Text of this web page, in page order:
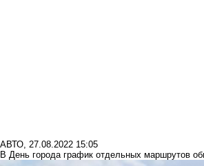
АВТО, 27.08.2022 15:05
В День города график отдельных маршрутов